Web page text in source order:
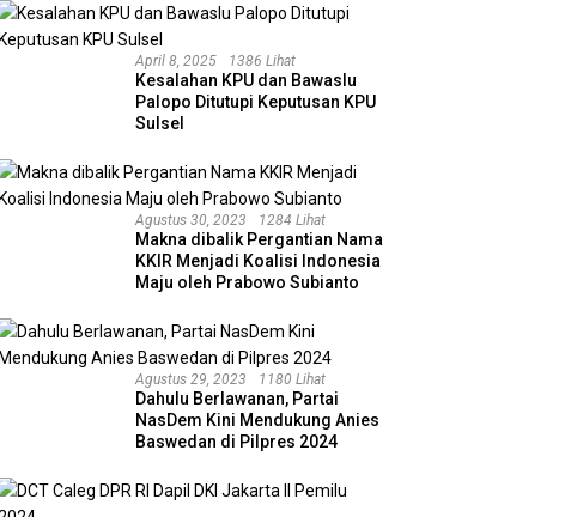
April 8, 2025 1386 Lihat
Kesalahan KPU dan Bawaslu
Palopo Ditutupi Keputusan KPU
Sulsel
Agustus 30, 2023 1284 Lihat
Makna dibalik Pergantian Nama
KKIR Menjadi Koalisi Indonesia
Maju oleh Prabowo Subianto
Agustus 29, 2023 1180 Lihat
Dahulu Berlawanan, Partai
NasDem Kini Mendukung Anies
Baswedan di Pilpres 2024